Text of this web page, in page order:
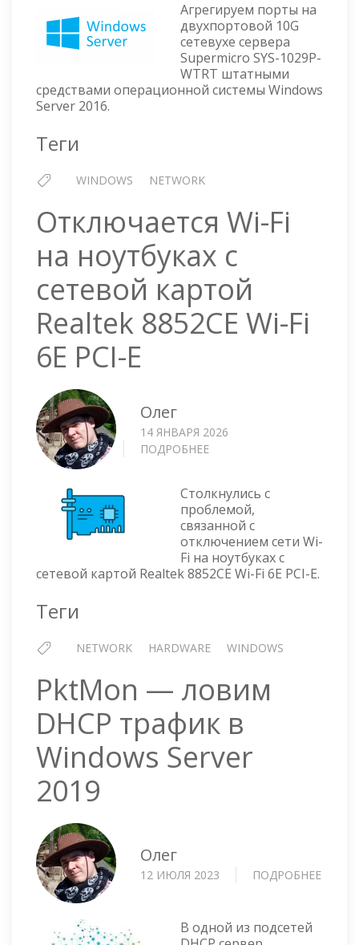
2016
—
NIC
TEAMING
Агрегируем порты на
двухпортовой 10G
сетевухе сервера
Supermicro SYS-1029P-
WTRT штатными
средствами операционной системы Windows
Server 2016.
Теги
WINDOWS NETWORK
Отключается Wi-Fi
на ноутбуках с
сетевой картой
Realtek 8852CE Wi-Fi
6E PCI-E
Олег
14 ЯНВАРЯ 2026
ПОДРОБНЕЕ
FI
НА
НОУТБУКАХ
С
СЕТЕВОЙ
FI
PCI-
E
Столкнулись с
проблемой,
связанной с
отключением сети Wi-
Fi на ноутбуках с
сетевой картой Realtek 8852CE Wi-Fi 6E PCI-E.
Теги
NETWORK HARDWARE WINDOWS
PktMon — ловим
DHCP трафик в
Windows Server
2019
Олег
12 ИЮЛЯ 2023 ПОДРОБНЕЕ
В одной из подсетей